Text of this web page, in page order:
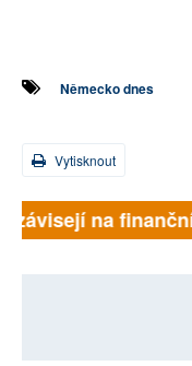
Německo dnes
Vytisknout
na